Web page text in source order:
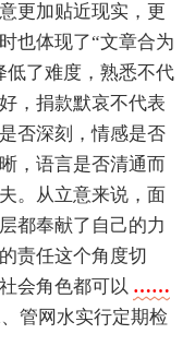
更加贴近现实，更
也体现了“文章合为
低了难度，熟悉不代
，捐款默哀不代表
否深刻，情感是否
，语言是否清通而
。从立意来说，面
都奉献了自己的力
责任这个角度切
会角色都可以 ……
、管网水实行定期检